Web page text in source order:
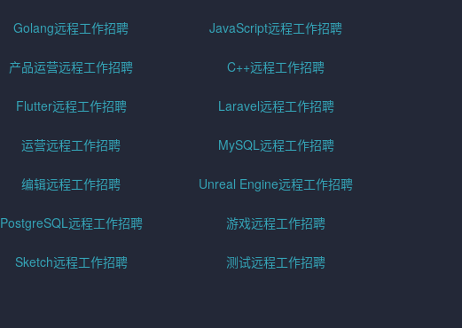
Golang远程工作招聘 JavaScript远程工作招聘
产品运营远程工作招聘 C++远程工作招聘
Flutter远程工作招聘 Laravel远程工作招聘
运营远程工作招聘 MySQL远程工作招聘
编辑远程工作招聘 Unreal Engine远程工作招聘
PostgreSQL远程工作招聘 游戏远程工作招聘
Sketch远程工作招聘 测试远程工作招聘